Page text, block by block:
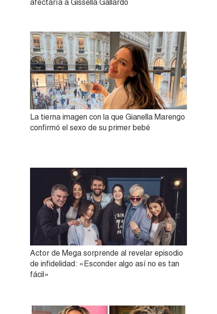
afectaría a Gissella Gallardo
La tierna imagen con la que Gianella Marengo
confirmó el sexo de su primer bebé
Actor de Mega sorprende al revelar episodio
de infidelidad: «Esconder algo así no es tan
fácil»